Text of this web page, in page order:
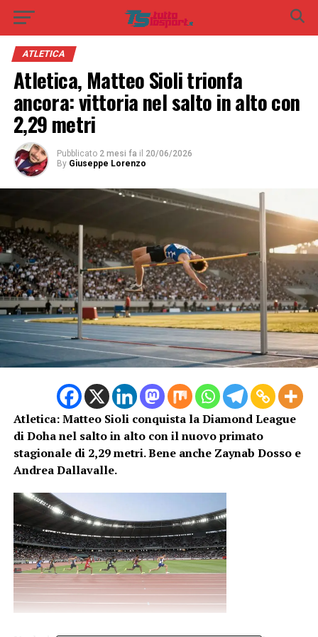
ATLETICA
Atletica, Matteo Sioli trionfa
ancora: vittoria nel salto in alto con
2,29 metri
Pubblicato 2 mesi fa il 20/06/2026
By Giuseppe Lorenzo
Atletica: Matteo Sioli conquista la Diamond League
di Doha nel salto in alto con il nuovo primato
stagionale di 2,29 metri. Bene anche Zaynab Dosso e
Andrea Dallavalle.